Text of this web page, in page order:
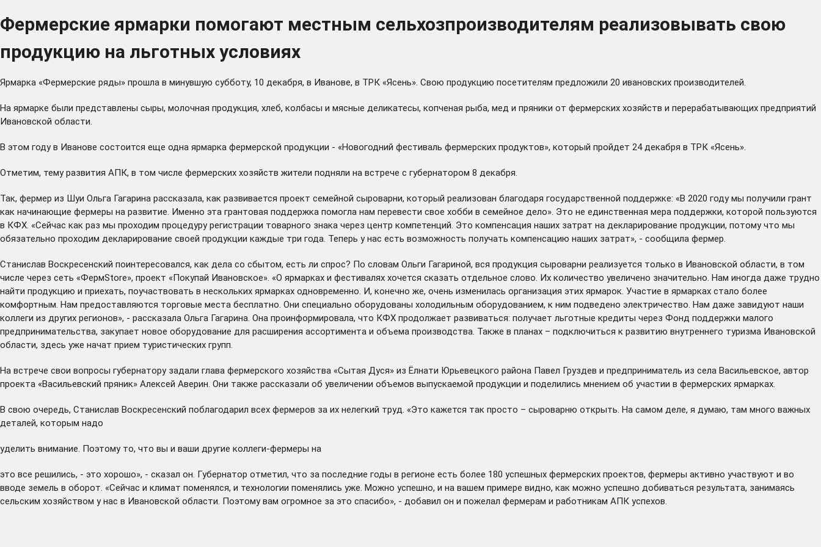
Фермерские ярмарки помогают местным сельхозпроизводителям реализовывать свою
продукцию на льготных условиях
Ярмарка «Фермерские ряды» прошла в минувшую субботу, 10 декабря, в Иванове, в ТРК «Ясень». Свою продукцию посетителям предложили 20 ивановских производителей.
На ярмарке были представлены сыры, молочная продукция, хлеб, колбасы и мясные деликатесы, копченая рыба, мед и пряники от фермерских хозяйств и перерабатывающих предприятий
Ивановской области.
В этом году в Иванове состоится еще одна ярмарка фермерской продукции - «Новогодний фестиваль фермерских продуктов», который пройдет 24 декабря в ТРК «Ясень».
Отметим, тему развития АПК, в том числе фермерских хозяйств жители подняли на встрече с губернатором 8 декабря.
Так, фермер из Шуи Ольга Гагарина рассказала, как развивается проект семейной сыроварни, который реализован благодаря государственной поддержке: «В 2020 году мы получили грант
как начинающие фермеры на развитие. Именно эта грантовая поддержка помогла нам перевести свое хобби в семейное дело». Это не единственная мера поддержки, которой пользуются
в КФХ. «Сейчас как раз мы проходим процедуру регистрации товарного знака через центр компетенций. Это компенсация наших затрат на декларирование продукции, потому что мы
обязательно проходим декларирование своей продукции каждые три года. Теперь у нас есть возможность получать компенсацию наших затрат», - сообщила фермер.
Станислав Воскресенский поинтересовался, как дела со сбытом, есть ли спрос? По словам Ольги Гагариной, вся продукция сыроварни реализуется только в Ивановской области, в том
числе через сеть «ФермStore», проект «Покупай Ивановское». «О ярмарках и фестивалях хочется сказать отдельное слово. Их количество увеличено значительно. Нам иногда даже трудно
найти продукцию и приехать, поучаствовать в нескольких ярмарках одновременно. И, конечно же, очень изменилась организация этих ярмарок. Участие в ярмарках стало более
комфортным. Нам предоставляются торговые места бесплатно. Они специально оборудованы холодильным оборудованием, к ним подведено электричество. Нам даже завидуют наши
коллеги из других регионов», - рассказала Ольга Гагарина. Она проинформировала, что КФХ продолжает развиваться: получает льготные кредиты через Фонд поддержки малого
предпринимательства, закупает новое оборудование для расширения ассортимента и объема производства. Также в планах – подключиться к развитию внутреннего туризма Ивановской
области, здесь уже начат прием туристических групп.
На встрече свои вопросы губернатору задали глава фермерского хозяйства «Сытая Дуся» из Ёлнати Юрьевецкого района Павел Груздев и предприниматель из села Васильевское, автор
проекта «Васильевский пряник» Алексей Аверин. Они также рассказали об увеличении объемов выпускаемой продукции и поделились мнением об участии в фермерских ярмарках.
В свою очередь, Станислав Воскресенский поблагодарил всех фермеров за их нелегкий труд. «Это кажется так просто – сыроварню открыть. На самом деле, я думаю, там много важных
деталей, которым надо
уделить внимание. Поэтому то, что вы и ваши другие коллеги-фермеры на
это все решились, - это хорошо», - сказал он. Губернатор отметил, что за последние годы в регионе есть более 180 успешных фермерских проектов, фермеры активно участвуют и во
вводе земель в оборот. «Сейчас и климат поменялся, и технологии поменялись уже. Можно успешно, и на вашем примере видно, как можно успешно добиваться результата, занимаясь
сельским хозяйством у нас в Ивановской области. Поэтому вам огромное за это спасибо», - добавил он и пожелал фермерам и работникам АПК успехов.